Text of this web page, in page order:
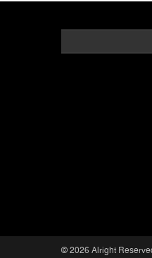
© 2026 Alright